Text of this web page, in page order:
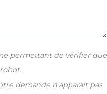
permettant de vérifier que
demande n'apparait pas